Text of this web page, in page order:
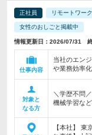
正社員 リモートワー
女性のおしごと掲載中
情報更新日：2026/07/31
仕事内容
当社のエン
や業務効率
対象と
なる方
＼学歴不問
機械学習な
【本社】 東